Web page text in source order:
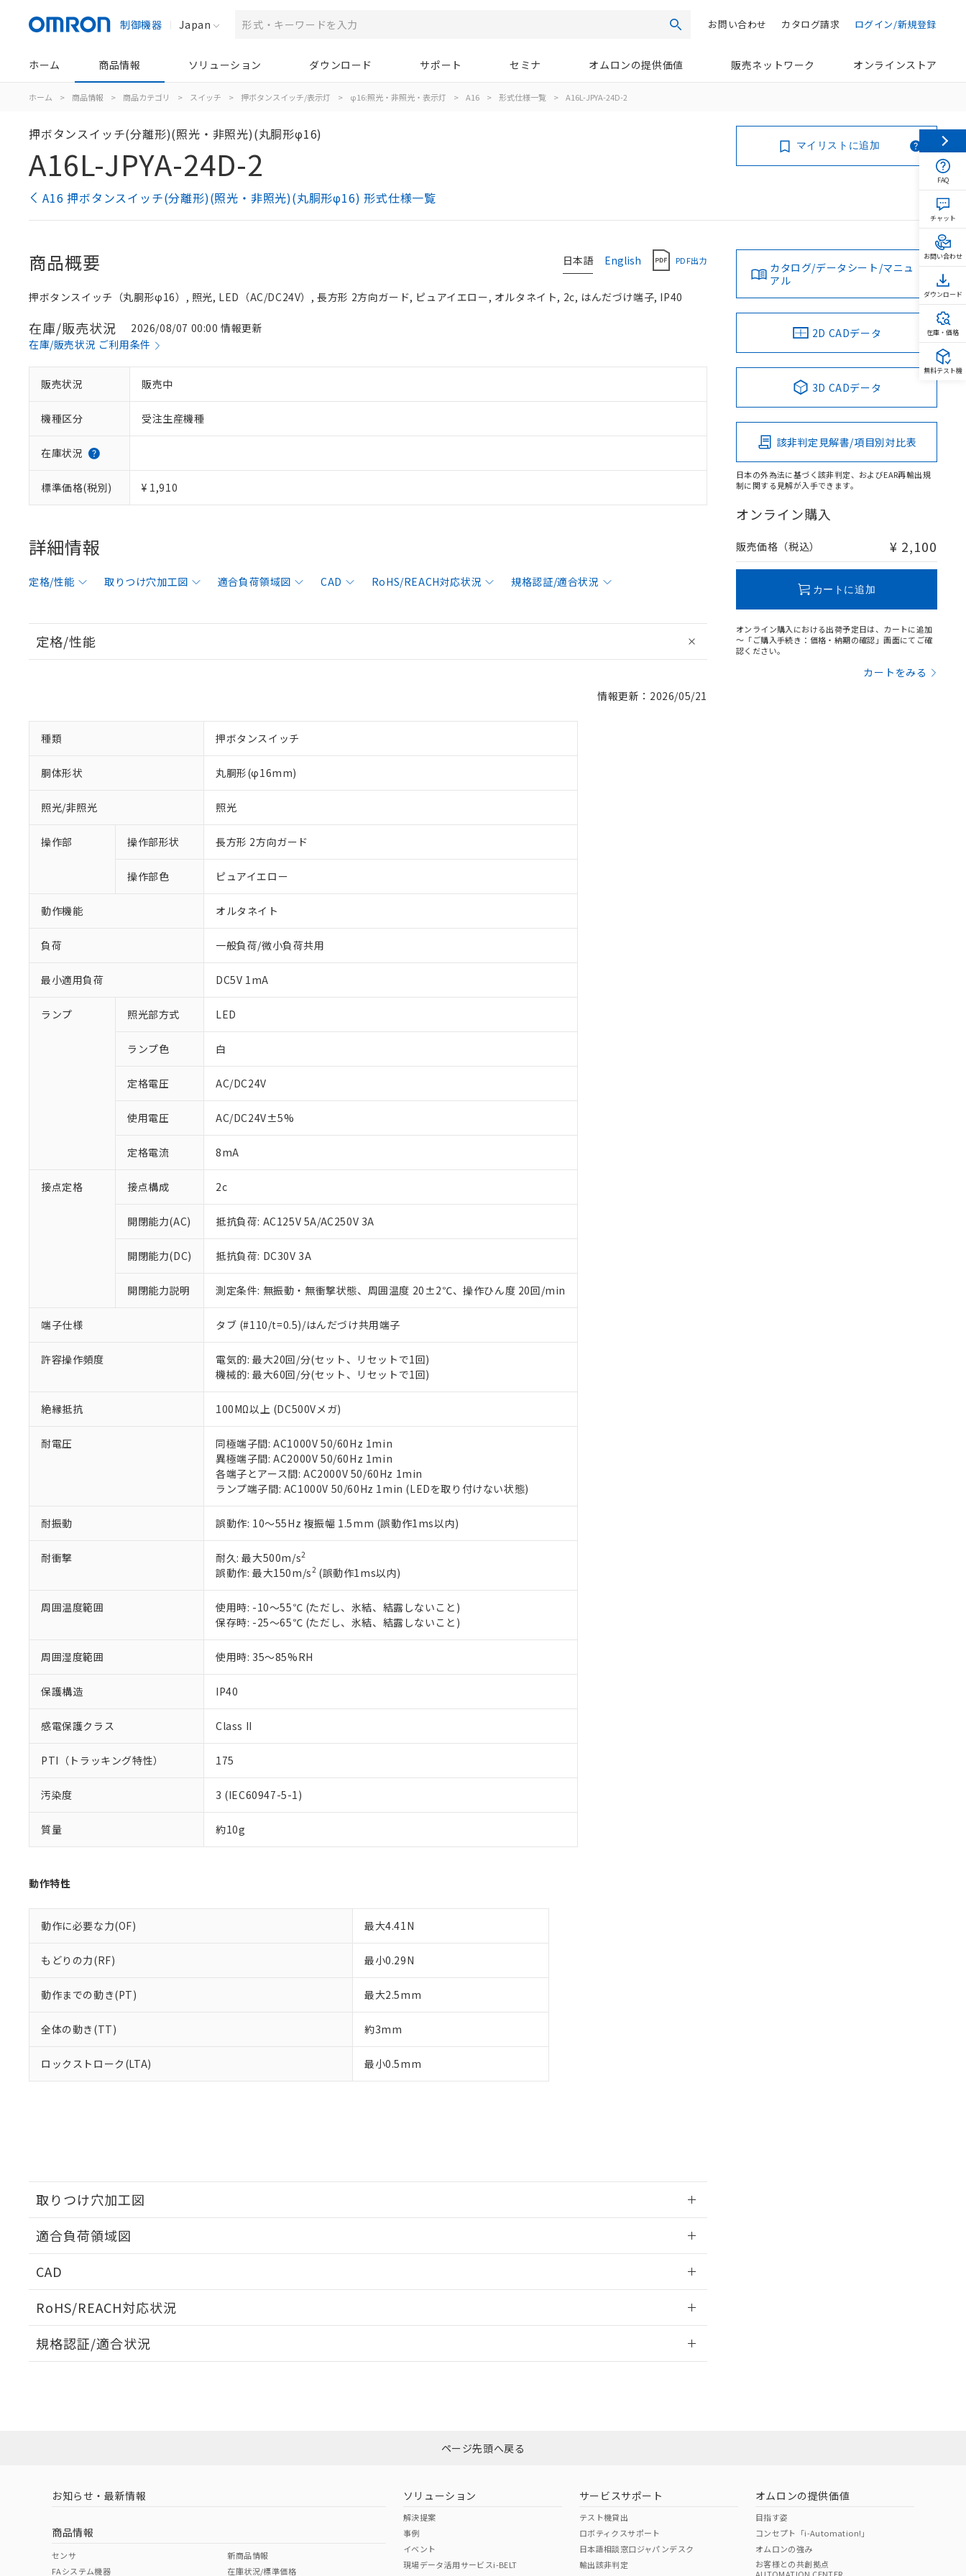
制御機器 Japan 検索 ログイン/新規登録
カタログ請求
お問い合わせ
ホーム 商品情報 ソリューション ダウンロード サポート セミナ オムロンの提供価値 販売ネットワーク オンラインストア
ホーム > 商品情報 > 商品カテゴリ > スイッチ > 押ボタンスイッチ/表示灯 > φ16:照光・非照光・表示灯 > A16 > 形式仕様一覧 > A16L-JPYA-24D-2
押ボタンスイッチ(分離形)(照光・非照光)(丸胴形φ16)
A16L-JPYA-24D-2
A16 押ボタンスイッチ(分離形)(照光・非照光)(丸胴形φ16) 形式仕様一覧
マイリストに追加
日本語 English PDF出力
商品概要
押ボタンスイッチ（丸胴形φ16）, 照光, LED（AC/DC24V）, 長方形 2方向ガード, ピュアイエロー, オルタネイト, 2c, はんだづけ端子, IP40
在庫/販売状況
2026/08/07 00:00 情報更新
在庫/販売状況 ご利用条件
販売状況 販売中
機種区分 受注生産機種
在庫状況
標準価格(税別) ¥ 1,910
詳細情報
定格/性能 取りつけ穴加工図 適合負荷領域図 CAD RoHS/REACH対応状況 規格認証/適合状況
定格/性能
情報更新：2026/05/21
種類 押ボタンスイッチ
胴体形状 丸胴形(φ16mm)
照光/非照光 照光
操作部 操作部形状 長方形 2方向ガード
操作部色 ピュアイエロー
動作機能 オルタネイト
負荷 一般負荷/微小負荷共用
最小適用負荷 DC5V 1mA
ランプ 照光部方式 LED
ランプ色 白
定格電圧 AC/DC24V
使用電圧 AC/DC24V±5%
定格電流 8mA
接点定格 接点構成 2c
開閉能力(AC) 抵抗負荷: AC125V 5A/AC250V 3A
開閉能力(DC) 抵抗負荷: DC30V 3A
開閉能力説明 測定条件: 無振動・無衝撃状態、周囲温度 20±2℃、操作ひん度 20回/min
端子仕様 タブ (#110/t=0.5)/はんだづけ共用端子
許容操作頻度
電気的: 最大20回/分(セット、リセットで1回)
機械的: 最大60回/分(セット、リセットで1回)
絶縁抵抗 100MΩ以上 (DC500Vメガ)
耐電圧
同極端子間: AC1000V 50/60Hz 1min
異極端子間: AC2000V 50/60Hz 1min
各端子とアース間: AC2000V 50/60Hz 1min
ランプ端子間: AC1000V 50/60Hz 1min (LEDを取り付けない状態)
耐振動 誤動作: 10～55Hz 複振幅 1.5mm (誤動作1ms以内)
耐衝撃 耐久: 最大500m/s2
誤動作: 最大150m/s2(誤動作1ms以内)
周囲温度範囲
使用時: -10～55℃ (ただし、氷結、結露しないこと)
保存時: -25～65℃ (ただし、氷結、結露しないこと)
周囲湿度範囲 使用時: 35～85%RH
保護構造 IP40
感電保護クラス Class II
PTI（トラッキング特性） 175
汚染度 3 (IEC60947-5-1)
質量 約10g
動作特性
動作に必要な力(OF) 最大4.41N
もどりの力(RF) 最小0.29N
動作までの動き(PT) 最大2.5mm
全体の動き(TT) 約3mm
ロックストローク(LTA) 最小0.5mm
取りつけ穴加工図
適合負荷領域図
CAD
RoHS/REACH対応状況
EU RoHS 注意事項・凡例
ダウンロードはこちら
中国 RoHS 注意事項・凡例
中国 RoHS表
規格認証/適合状況
（イギリス
（ノルウェー
（日本
（アメリカ
カタログ/データシート/マニュ
アル
2D CADデータ
3D CADデータ
該非判定見解書/項目別対比表
日本の外為法に基づく該非判定、およびEAR再輸出規
制に関する見解が入手できます。
オンライン購入
販売価格（税込） ¥ 2,100
カートに追加
オンライン購入における出荷予定日は、カートに追加
～「ご購入手続き：価格・納期の確認」画面にてご確
認ください。
カートをみる
ご利用条件
以下の条件をお読みいただき、同意のうえご利用ください。
本サービスは、当社制御機器事業取扱商品の当社在庫状況および標準価格(税抜)を提供させていただ
くものです。
在庫状況および標準価格照会結果は、記載している更新日時点での社内データに基づき作成されるも
のであり、閲覧された時点での実際の在庫および標準価格とは異なる場合があることをご了承くださ
正式な納期状況および標準価格はお客様のお取引先、またはお客様担当のオムロン制御機器販売店・
当社販売員にご相談ください。
オムロン制御機器販売店や当社販売拠点は「
在庫状況および標準価格結果を当社の事前の承諾なく第三者に漏洩または開示しないようお願いしま
す。
マイパーツ機能（部品リスト作成サービス）をご利用いただくには、I-Webメンバーズにご登録され
ている必要があります。
お客様が当ウェブサイト上で当社にご登録された部品リストについて、当社および当社の共同利用者
が、当社の製品・サービスに関するお客様との取引・商談に必要な範囲で利用することをご了承くだ
いる法人を指します。
※1 対応状況
対応済み：EU RoHS指令（10物質）の非含有に対応した製品が提供可能な商品です。
対応予定：EU RoHS指令（10物質）の非含有に対応した製品に切り替える予定のある商品です。
非該当品：ライセンス料など無形物で、有害物質有無と関係のない商品です。
仕入先様の事情により、非含有部品としていたものが、含有品と判明した場合などやむを得ず変更すること
があります。
*EU RoHS指令（10物質）：
鉛(Pb) 1000ppm以下、 水銀(Hg) 1000ppm以下、 カドミウム(Cd) 100ppm以下、
六価クロム(Cr(Ⅵ)) 1000ppm以下、ポリ臭化ビフェニル類(PBB) 1000ppm以下、ポリ臭化ジフェニルエーテル類(PBDE) 1000ppm以下、
フタル酸ビス(2-エチルヘキシル) (DEHP)(別名：DOP) 1000ppm以下、フタル酸ブチルベンジル（BBP） 1000ppm以下、フタル酸ジブチ
但し、RoHS指令で産業用監視および制御機器に対する適用除外項目は除く。
※2 対応予定月
部品在庫の切り替え状況などにより、予定月が前後することがあります。
※3 非含有証明書ダウンロード
EU RoHS指令（10物質）の非含有証明書
51物質の非含有証明書（当社基準）
また、RoHS指令のフタル酸エステル類４物質の対応では、対応完了までの期間は出荷製品に未対応品が
混在することから備考欄に対応日を記載しておりました。
既に当社にて対応品への在庫切替を完了していることから、特段のことがない限り、2022年1月12日よ
り割愛しております。
※1 中国RoHS○×表
「×」：最大均質材料含有率が中国RoHSの基準値を超えていることを示します。
「－」：未確認です。当社販売部門へお問い合わせください。
Pb(鉛) :1000ppm、 Hg(水銀) : 1000ppm、 Cd(カドミウム) : 100ppm、
Cr(Ⅵ)(六価クロム) : 1000ppm、 PBBs(ポリ臭化ビフェニル類) : 1000ppm、 PBDEs(ポリ臭化ジフェニルエーテル類) : 1000ppm、
DBP(フタル酸ジブチル) : 1000ppm、 DIBP(フタル酸ジイソブチル) : 1000ppm、 BBP(フタル酸ブチルベンジル) : 1000ppm、
DEHP(フタル酸ビス(2-エチルヘキシル)) : 1000ppm
※2 環境保護使用期限
「10」：通常の使用状況下において有害物質が外部に漏えいし、環境に深刻な影響を及ぼさない年数を意
味します。
「－」：未確認です。当社販売部門へお問い合わせください。
当社は、これら貴社製品のうち、外国為替および外国貿易法に定める商品（以下｢規制貨物等」とい
う）を輸出または国外への提供する場合は、日本国政府の輸出許可(または役務取引許可)を取得する
などの必要な手続きをとります。
当社は規制貨物を破棄する場合は、完全に破砕するなど、違法に輸出されないよう必要な手段を講じ
ます。
置等に一切使用いたしません。
当社は、貴社製品を第三者に販売する場合は、上記1、2および3の内容を当該第三者に通知します。
また当社は、販売先および販売に係わる関係者が違法に輸出するおそれがある場合は、取り引きをい
たしません。
合意する
記
号
説明
○ 一定数以上の在庫あり
△ 一定数には満たないが在庫あり
－
在庫なし(最新の在庫状況については、お客様のお取引先、またはお客様担当のオムロン制御
白
ページ先頭へ戻る
お知らせ・最新情報
商品情報
センサ
FAシステム機器
新商品情報
在庫状況/標準価格
ソリューション
解決提案
事例
イベント
現場データ活用サービスi-BELT
サービスサポート
テスト機貸出
ロボティクスサポート
日本語相談窓口ジャパンデスク
輸出該非判定
オムロンの提供価値
目指す姿
コンセプト「i-Automation!」
オムロンの強み
お客様との共創拠点
FAQ
チャット
お問い合わせ
ダウンロード
在庫・価格
無料テスト機